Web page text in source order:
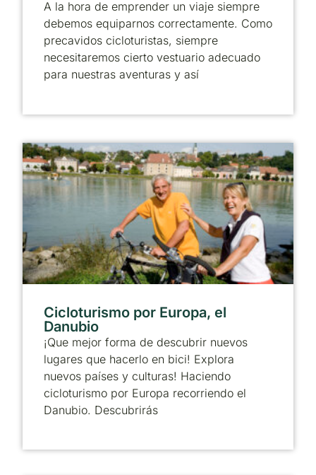
A la hora de emprender un viaje siempre
debemos equiparnos correctamente. Como
precavidos cicloturistas, siempre
necesitaremos cierto vestuario adecuado
para nuestras aventuras y así
Cicloturismo por Europa, el
Danubio
¡Que mejor forma de descubrir nuevos
lugares que hacerlo en bici! Explora
nuevos países y culturas! Haciendo
cicloturismo por Europa recorriendo el
Danubio. Descubrirás